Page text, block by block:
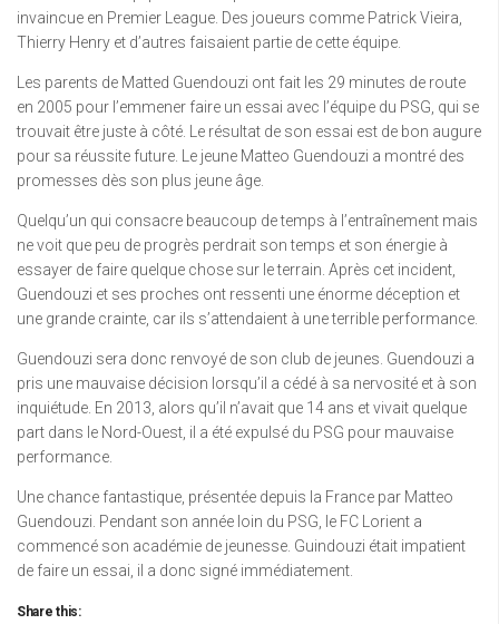
invaincue en Premier League. Des joueurs comme Patrick Vieira,
Thierry Henry et d’autres faisaient partie de cette équipe.
Les parents de Matted Guendouzi ont fait les 29 minutes de route
en 2005 pour l’emmener faire un essai avec l’équipe du PSG, qui se
trouvait être juste à côté. Le résultat de son essai est de bon augure
pour sa réussite future. Le jeune Matteo Guendouzi a montré des
promesses dès son plus jeune âge.
Quelqu’un qui consacre beaucoup de temps à l’entraînement mais
ne voit que peu de progrès perdrait son temps et son énergie à
essayer de faire quelque chose sur le terrain. Après cet incident,
Guendouzi et ses proches ont ressenti une énorme déception et
une grande crainte, car ils s’attendaient à une terrible performance.
Guendouzi sera donc renvoyé de son club de jeunes. Guendouzi a
pris une mauvaise décision lorsqu’il a cédé à sa nervosité et à son
inquiétude. En 2013, alors qu’il n’avait que 14 ans et vivait quelque
part dans le Nord-Ouest, il a été expulsé du PSG pour mauvaise
performance.
Une chance fantastique, présentée depuis la France par Matteo
Guendouzi. Pendant son année loin du PSG, le FC Lorient a
commencé son académie de jeunesse. Guindouzi était impatient
de faire un essai, il a donc signé immédiatement.
Share this: